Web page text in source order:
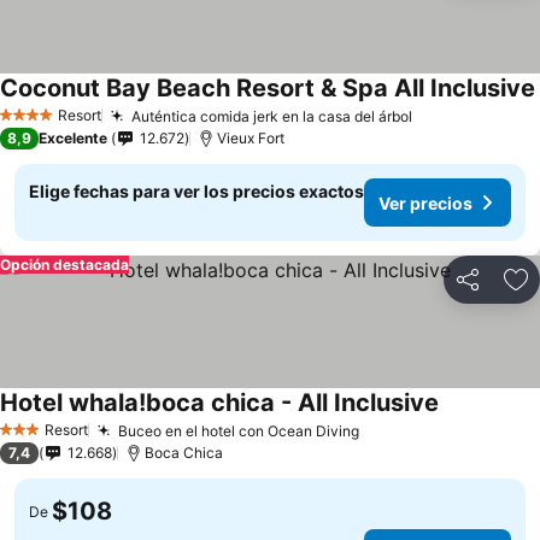
4 EstrellasResort Auténtica comida jerk en la casa del árbol
Coconut Bay Beach Resort & Spa All Inclusive
8,9 Excelente 12.672 Vieux Fort
Elige fechas para ver los precios exactos
Ver precios
Compartir
Opción destacada
3 EstrellasResort Buceo en el hotel con Ocean Diving
Hotel whala!boca chica - All Inclusive
7,4 12.668 Boca Chica
De $108